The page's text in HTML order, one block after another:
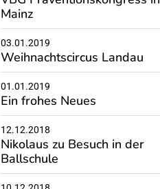
Mainz
03.01.2019
Weihnachtscircus Landau
01.01.2019
Ein frohes Neues
12.12.2018
Nikolaus zu Besuch in der
Ballschule